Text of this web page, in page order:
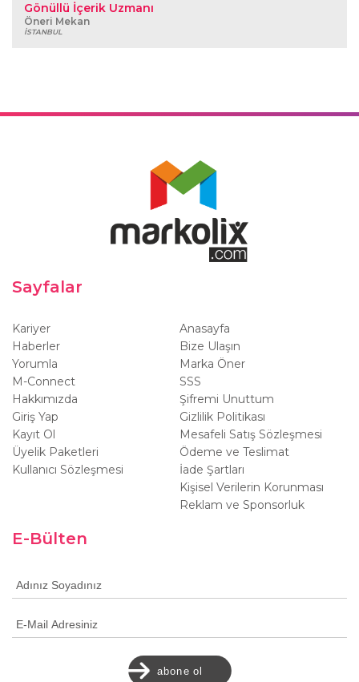
Gönüllü İçerik Uzmanı
Öneri Mekan
İSTANBUL
Sayfalar
Kariyer
Haberler
Yorumla
M-Connect
Hakkımızda
Giriş Yap
Kayıt Ol
Üyelik Paketleri
Kullanıcı Sözleşmesi
Anasayfa
Bize Ulaşın
Marka Öner
SSS
Şifremi Unuttum
Gizlilik Politikası
Mesafeli Satış Sözleşmesi
Ödeme ve Teslimat
İade Şartları
Kişisel Verilerin Korunması
Reklam ve Sponsorluk
E-Bülten
abone ol